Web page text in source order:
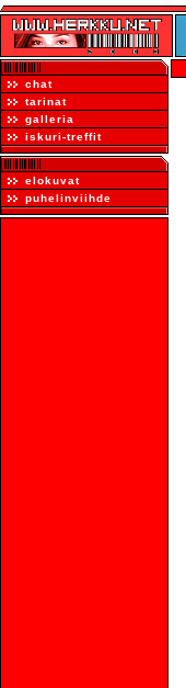
chat
tarinat
galleria
iskuri-treffit
elokuvat
puhelinviihde